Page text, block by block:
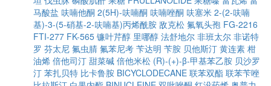
马酸盐 呋喃他酮 2(5H)-呋喃酮 呋喃唑酮 呋塞米 2-(2-呋喃
基)-3-(5-硝基-2-呋喃基)丙烯酰胺 敌克松 氟氧头孢 FG-2216
FTI-277 FK-565 镰叶芹醇 里哪醇 法舒地尔 非班太尔 非诺特
罗 芬太尼 氟虫腈 氟苯尼考 苄达明 苄胺 贝他斯汀 黄连素 柑
油烯 倍他司汀 甜菜碱 倍他米松 (R)-(+)-β-甲基苯乙胺 贝沙罗
汀 苯扎贝特 比卡鲁胺 BICYCLODECANE 联苯双酯 联苯苄唑